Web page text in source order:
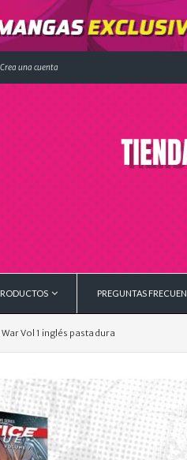
Crea una cuenta
PREGUNTAS
Vol 1 inglés pasta dura